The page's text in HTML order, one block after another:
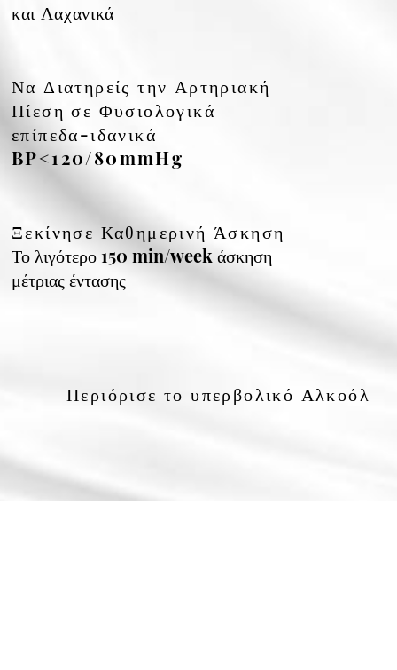
και Λαχανικά
Να Διατηρείς την Αρτηριακή
Πίεση σε Φυσιολογικά
επίπεδα-ιδανικά
BP<120/80mmHg
Ξεκίνησε Καθημερινή Άσκηση
Το λιγότερο 150 min/week άσκηση
μέτριας έντασης
Περιόρισε το υπερβολικό Αλκοόλ